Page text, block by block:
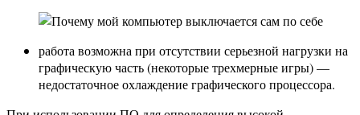
работа возможна при отсутствии серьезной нагрузки на
графическую часть (некоторые трехмерные игры) —
недостаточное охлаждение графического процессора.